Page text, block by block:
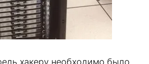
хакеру необходимо было